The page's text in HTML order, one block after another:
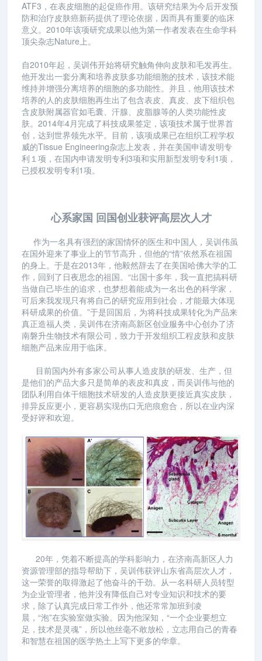
ATF3，在表皮细胞的起促癌作用。该研究结果为今后开发预
防和治疗皮肤癌新药提供了理论依据，因而具有重要的临床
意义。2010年该项研究成果以他为第一作者发表在生命学科
顶尖杂志Nature上。
自2010年起，吴训伟开始将研究触角伸向皮肤和毛发再生。
他开发出一套分离和培养皮肤多功能细胞的技术，该技术能
维持并增强分离培养的细胞的多功能性。并且，他用该技术
培养的人的皮肤细胞再生出了包含表皮、真皮、皮下组织包
含皮肤附属器官如毛囊、汗腺、皮脂腺等的人类功能性皮
肤。2014年4月完成了科技成果签定，该项技术属于世界首
创，达到世界领先水平。目前，该项成果已在组织工程学权
威的Tissue Engineering杂志上发表，并在美国申请发明专
利１项，在国内申请发明专利3项和实用新型发明专利1项，
已授权发明专利1项。
心系家国 回国创业获评高层次人才
作为一名具有强烈的家国情怀的医生和中国人，吴训伟虽
在国外迎来了事业上的节节高升，但他的“情”依然系在祖国
的身上。于是在2013年，他毅然辞去了在美国哈佛大学的工
作，回到了日夜思念的祖国。“出国十多年，我一直把搞科研
当做自己毕生的追求，也梦想着能成为一名出色的科学家，
可后来我发现只有将自己的研究应用到社会，才能最大体现
科研成果的价值。”于是回国后，为将科技成果转化为产品来
真正造福人类，吴训伟在济南高新区创业服务中心创办了济
南磐升生物技术有限公司，致力于开发组织工程皮肤和皮肤
细胞产品来应用于临床。
目前国内外有多家公司从事人造皮肤的研发、生产，但
是他们的产品大多只是简单的表皮和真皮，而吴训伟与他的
团队利用自体干细胞技术研发的人造皮肤更接近真实皮肤，
排异反应更小，更容易实现伤口无疤痕愈合，所以在业内深
受好评和欢迎。
20年，凭着不断提高的学科影响力，在济南高新区人力
资源管理部的指导帮助下，吴训伟获评山东省高层次人才，
这一荣誉的取得激起了他奋斗的干劲。从一名科研人员转型
为企业管理者，他并没有降低自己对专业知识和技术的要
求，除了认真完成日常工作外，他还常常加班到凌
晨，“泡”在实验室做实验。因为他深知，“一个企业要想立
足，技术是灵魂”，所以他丝毫不敢放松，立志用自己的青春
和智慧在祖国的医学热土上写下更多的华章。